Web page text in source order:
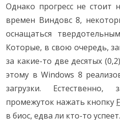
Однако прогресс не стоит
времен Виндовс 8,
оснащаться
Которые, в свою очередь,
за какие-то две десятых
этому в Windows 8
загрузки.
промежуток нажать кнопку
в биос, едва ли кто-то успеет.